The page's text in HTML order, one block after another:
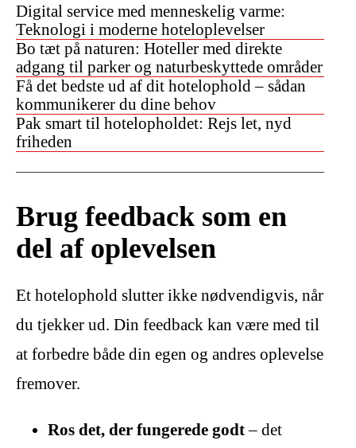
Digital service med menneskelig varme:
Teknologi i moderne hoteloplevelser
Bo tæt på naturen: Hoteller med direkte
adgang til parker og naturbeskyttede områder
Få det bedste ud af dit hotelophold – sådan
kommunikerer du dine behov
Pak smart til hotelopholdet: Rejs let, nyd
friheden
Brug feedback som en
del af oplevelsen
Et hotelophold slutter ikke nødvendigvis, når
du tjekker ud. Din feedback kan være med til
at forbedre både din egen og andres oplevelse
fremover.
Ros det, der fungerede godt– det